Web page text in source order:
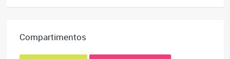
Compartimentos